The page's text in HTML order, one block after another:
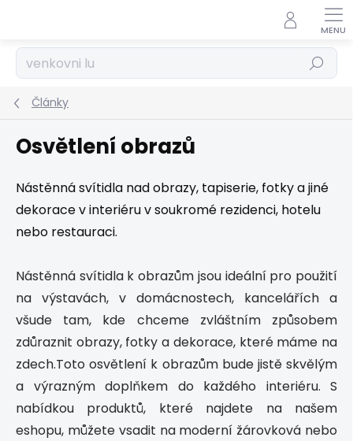
Hledat
Články
Osvětlení obrazů
Nástěnná svítidla nad obrazy, tapiserie, fotky a jiné
dekorace v interiéru v soukromé rezidenci, hotelu
nebo restauraci.
Nástěnná svítidla k obrazům jsou ideální pro použití
na výstavách, v domácnostech, kancelářích a
všude tam, kde chceme zvláštním způsobem
zdůraznit obrazy, fotky a dekorace, které máme na
zdech.Toto osvětlení k obrazům bude jistě skvělým
a výrazným doplňkem do každého interiéru. S
nabídkou produktů, které najdete na našem
eshopu, můžete vsadit na moderní žárovková nebo